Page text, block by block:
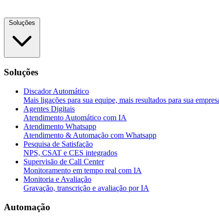
Soluções
Discador Automático
Mais ligações para sua equipe, mais resultados para sua
Agentes Digitais
Atendimento Automático com IA
Atendimento Whatsapp
Atendimento & Automação com Whatsapp
Pesquisa de Satisfação
NPS, CSAT e CES integrados
Supervisão de Call Center
Monitoramento em tempo real com IA
Monitoria e Avaliação
Gravação, transcrição e avaliação por IA
Automação